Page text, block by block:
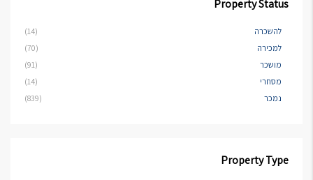
Property Status
להשכרה
(14)
למכירה
(70)
מושכר
(91)
מסחרי
(14)
נמכר
(839)
Property Type